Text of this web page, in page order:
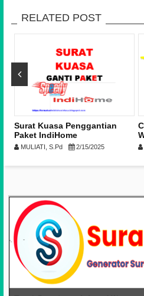
RELATED POST
Surat Kuasa Penggantian
Paket IndiHome
(Upgrade/Downgrade)
MULIATI, S.Pd 2/15/2025